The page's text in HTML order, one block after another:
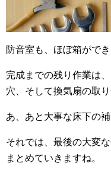
防音室も、ほぼ箱ができ
完成までの残り作業は
穴、そして換気扇の取り
あ、あと大事な床下の
それでは、最後の大変
まとめていきますね。